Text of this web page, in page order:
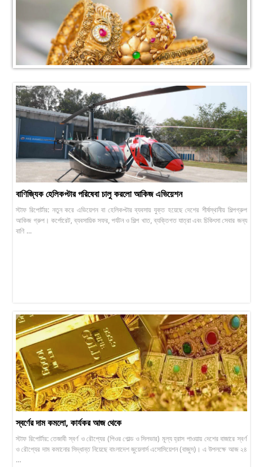
বাণিজ্যিক হেলিকপ্টার পরিষেবা চালু করলো আকিজ এভিয়েশন
স্টাফ রিপোর্টার: নতুন করে এভিয়েশন বা হেলিকপ্টার ব্যবসায় যুক্ত হয়েছে দেশের শীর্ষস্থানীয় শিল্পগ্রুপ
আকিজ গ্রুপ। কর্পোরেট, ব্যবসায়িক সফর, পর্যটন ও শিল্প খাত, ব্যক্তিগত যাত্রা এবং চিকিৎসা সেবার জন্য
বাণি ...
স্বর্ণের দাম কমলো, কার্যকর আজ থেকে
স্টাফ রিপোর্টার: তেজাবী স্বর্ণ ও রৌপ্যের (পিওর গোল্ড ও সিলভার) মূল্য হ্রাস পাওয়ায় দেশের বাজারে স্বর্ণ
ও রৌপ্যের দাম কমানোর সিদ্ধান্ত নিয়েছে বাংলাদেশ জুয়েলার্স এসোসিয়েশন (বাজুস)। এ উপলক্ষে আজ ২৪
...